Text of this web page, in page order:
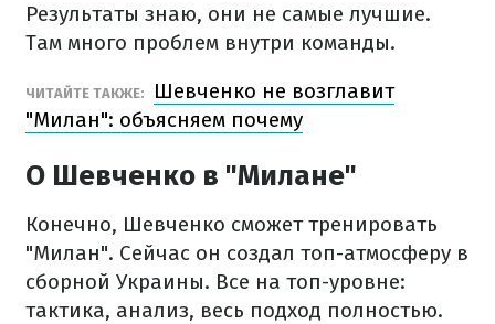
Результаты знаю, они не самые лучшие.
Там много проблем внутри команды.
ЧИТАЙТЕ ТАКЖЕ:
Шевченко не возглавит
"Милан": объясняем почему
О Шевченко в "Милане"
Конечно, Шевченко сможет тренировать
"Милан". Сейчас он создал топ-атмосферу в
сборной Украины. Все на топ-уровне:
тактика, анализ, весь подход полностью.